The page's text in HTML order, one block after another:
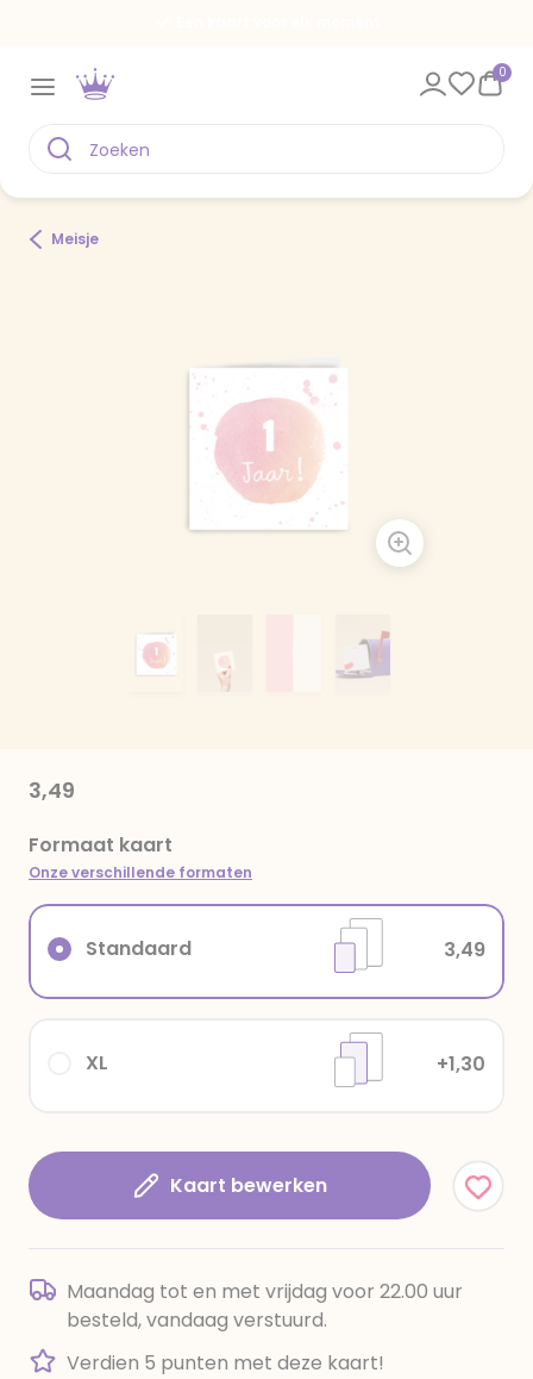
0
Meisje
3,49
Formaat kaart
Onze verschillende formaten
XL +1,30
Standaard 3,49
Kaart bewerken
Maandag tot en met vrijdag voor 22.00 uur
besteld, vandaag verstuurd.
Verdien 5 punten met deze kaart!